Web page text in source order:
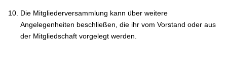
Die Mitgliederversammlung kann über weitere
Angelegenheiten beschließen, die ihr vom Vorstand oder aus
der Mitgliedschaft vorgelegt werden.